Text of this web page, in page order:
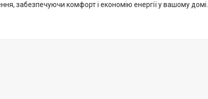
забезпечуючи комфорт і економію енергії у вашому домі.